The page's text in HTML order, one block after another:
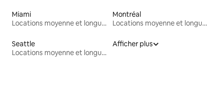
Miami
Locations moyenne et longue durée
Montréal
Locations moyenne et longue durée
Seattle
Locations moyenne et longue durée
Afficher plus